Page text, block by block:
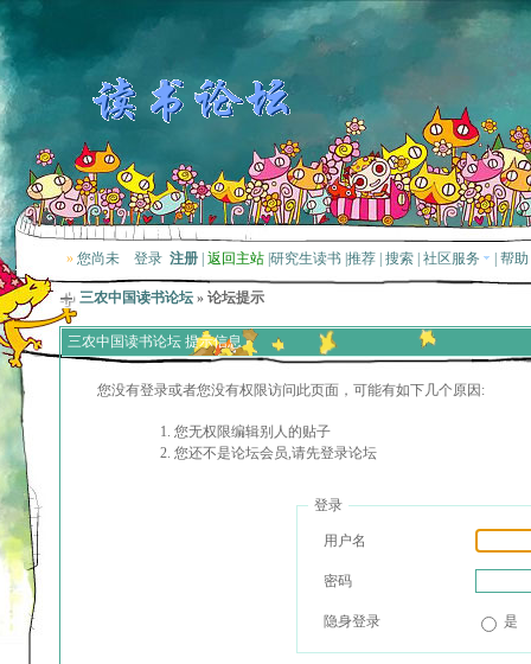
» 您尚未 登录 注册 返回主站 研究生读书 推荐 搜索 社区服务 帮助
三农中国读书论坛 » 论坛提示
三农中国读书论坛 提示信息
您没有登录或者您没有权限访问此页面，可能有如下几个原因:
您无权限编辑别人的贴子
您还不是论坛会员,请先登录论坛
登录
用户名
密码
隐身登录 是